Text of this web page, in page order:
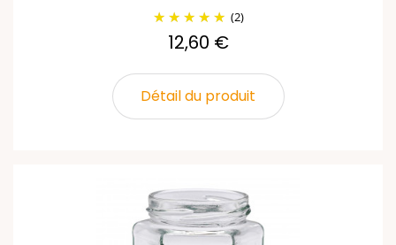
(2)
12,60 €
Détail du produit